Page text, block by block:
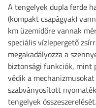
A tengelyek dupla ferde
(kompakt csapágyak)
km üzemidőre vannak
speciális vízlepergető
megakadályozza a
biztonsági funkciók, mint
védik a
szabványosított
tengelyek összeszerelését.